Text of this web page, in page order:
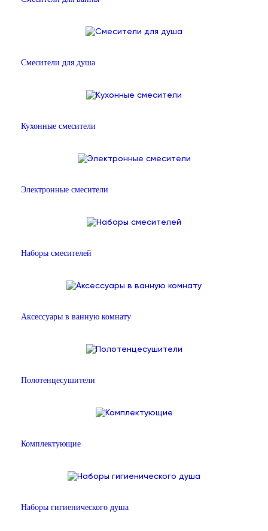
Смесители для душа
Кухонные смесители
Электронные смесители
Наборы смесителей
Аксессуары в ванную комнату
Полотенцесушители
Комплектующие
Наборы гигиенического душа